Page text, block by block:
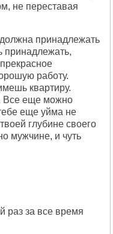
не переставая
принадлежать
принадлежать,
работу.
квартиру.
Все еще можно
еще уйма не
глубине своего
мужчине, и чуть
раз за все время